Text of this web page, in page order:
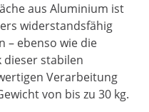
aus Aluminium ist
widerstandsfähig
– ebenso wie die
dieser stabilen
Verarbeitung
von bis zu 30 kg.